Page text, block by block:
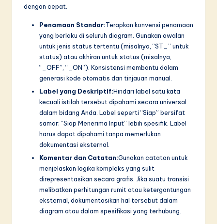
dengan cepat.
Penamaan Standar:Terapkan konvensi penamaan
yang berlaku di seluruh diagram. Gunakan awalan
untuk jenis status tertentu (misalnya, “ST_” untuk
status) atau akhiran untuk status (misalnya,
“_OFF”, “_ON”). Konsistensi membantu dalam
generasi kode otomatis dan tinjauan manual.
Label yang Deskriptif:Hindari label satu kata
kecuali istilah tersebut dipahami secara universal
dalam bidang Anda. Label seperti “Siap” bersifat
samar; “Siap Menerima Input” lebih spesifik. Label
harus dapat dipahami tanpa memerlukan
dokumentasi eksternal.
Komentar dan Catatan:Gunakan catatan untuk
menjelaskan logika kompleks yang sulit
direpresentasikan secara grafis. Jika suatu transisi
melibatkan perhitungan rumit atau ketergantungan
eksternal, dokumentasikan hal tersebut dalam
diagram atau dalam spesifikasi yang terhubung.